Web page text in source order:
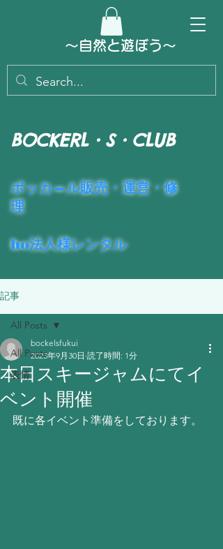
～​自然と遊ぼう～
​ポッカ―ル販売・運営・修
理
ho法人様レンタル
BOCKERL・S・CLUB
記事
All Posts
表情
All Posts
本日スキージャムにてイ
ベント開催
bockelsfukui
2023年9月30日 読了時間: 1分
既に各イベント準備をしております。